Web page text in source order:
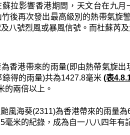
拉影響香港期間，天文台在九
後再次發出最高級別的熱帶氣旋
八號烈風或暴風信號。而杜蘇芮
香港帶來的雨量(即由熱帶氣旋
得的雨量)共為1427.8毫米(表
的兩倍以上。
風海葵(2311)為香港帶來的雨量為
毫米的紀錄，成為自一八八四年有